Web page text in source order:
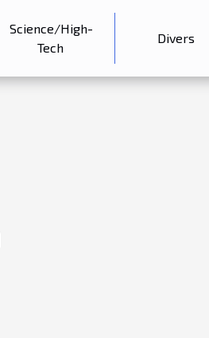
Science/High-
Tech
Divers